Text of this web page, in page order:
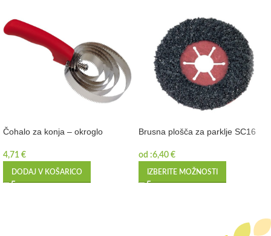
Čohalo za konja – okroglo
4,71 €
DODAJ V KOŠARICO
Brusna plošča za parklje SC16
od :6,40 €
IZBERITE MOŽNOSTI